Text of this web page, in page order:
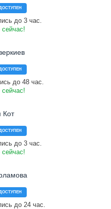
до 3 час.
до 48 час.
Кот
до 3 час.
до 24 час.